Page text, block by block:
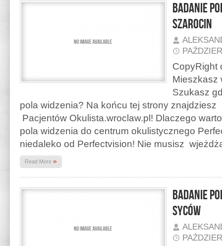
Badanie
Szarocin
CopyRight
Mieszkasz
Szukasz
pola widzenia? Na końcu tej strony znajdziesz
Pacjentów Okulista.wroclaw.pl! Dlaczego
pola widzenia do centrum okulistycznego
niedaleko od Perfectvision! Nie musisz
Read More »
Badanie
Syców